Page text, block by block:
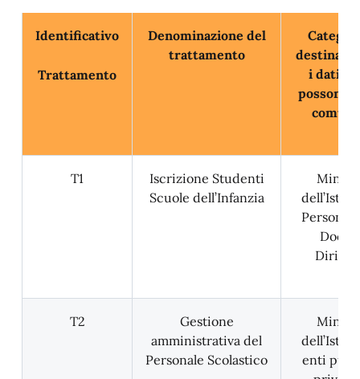
Identificativo
Trattamento
Denominazione del
trattamento
i dati
possono
T1
Iscrizione Studenti
Scuole dell’Infanzia
T2
Gestione
amministrativa del
Personale Scolastico
enti